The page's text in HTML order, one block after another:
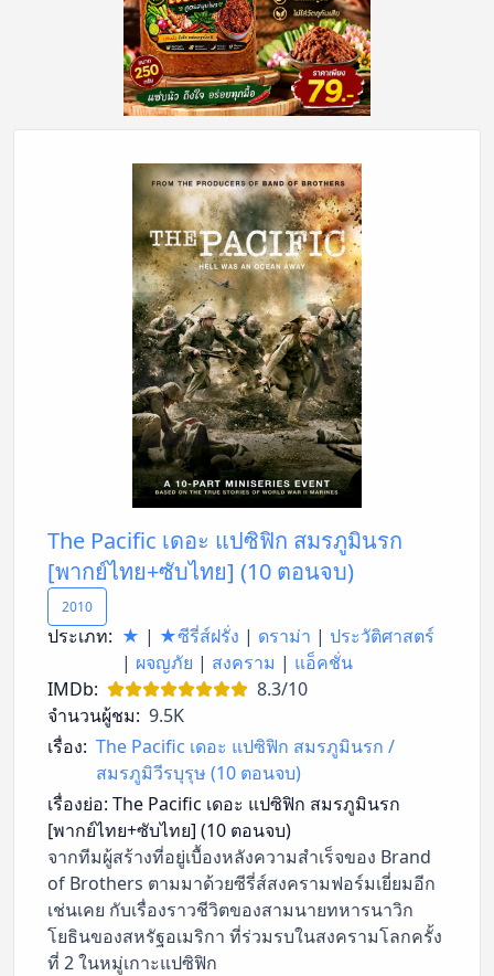
The Pacific เดอะ แปซิฟิก สมรภูมินรก
[พากย์ไทย+ซับไทย] (10 ตอนจบ)
2010
ประเภท: ★ | ★ซีรี่ส์ฝรั่ง | ดราม่า | ประวัติศาสตร์
| ผจญภัย | สงคราม | แอ็คชั่น
IMDb:
8.3/10
จำนวนผู้ชม: 9.5K
เรื่อง: The Pacific เดอะ แปซิฟิก สมรภูมินรก /
สมรภูมิวีรบุรุษ (10 ตอนจบ)
เรื่องย่อ: The Pacific เดอะ แปซิฟิก สมรภูมินรก
[พากย์ไทย+ซับไทย] (10 ตอนจบ)
จากทีมผู้สร้างที่อยู่เบื้องหลังความสำเร็จของ Brand
of Brothers ตามมาด้วยซีรี่ส์สงครามฟอร์มเยี่ยมอีก
เช่นเคย กับเรื่องราวชีวิตของสามนายทหารนาวิก
โยธินของสหรัฐอเมริกา ที่ร่วมรบในสงครามโลกครั้ง
ที่ 2 ในหมู่เกาะแปซิฟิก